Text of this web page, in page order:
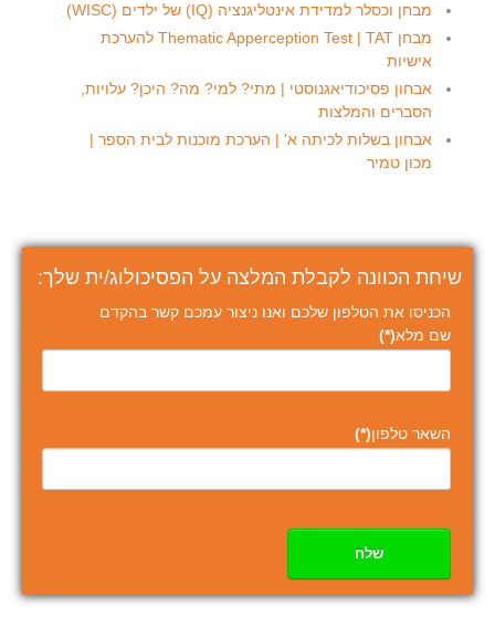
מבחן וכסלר למדידת אינטליגנציה (IQ) של ילדים (WISC)
מבחן Thematic Apperception Test | TAT להערכת
אישיות
אבחון פסיכודיאגנוסטי | מתי? למי? מה? היכן? עלויות,
הסברים והמלצות
אבחון בשלות לכיתה א' | הערכת מוכנות לבית הספר |
מכון טמיר
שיחת הכוונה לקבלת המלצה על הפסיכולוג/ית שלך:
הכניסו את הטלפון שלכם ואנו ניצור עמכם קשר בהקדם
שם מלא(*)
השאר טלפון(*)
שלח